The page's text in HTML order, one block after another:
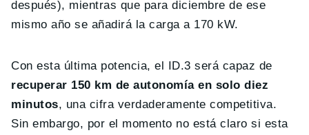
después), mientras que para diciembre de ese
mismo año se añadirá la carga a 170 kW.
Con esta última potencia, el ID.3 será capaz de
recuperar 150 km de autonomía en solo diez
minutos, una cifra verdaderamente competitiva.
Sin embargo, por el momento no está claro si esta